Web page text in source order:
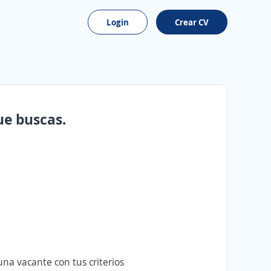
Login Crear CV
buscas.
vacante con tus criterios